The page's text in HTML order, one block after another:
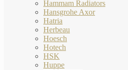
Hammam Radiators
Hansgrohe Axor
Hatria
Herbeau
Hoesch
Hotech
HSK
Huppe